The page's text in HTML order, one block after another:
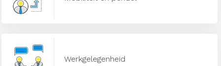
Werkgelegenheid